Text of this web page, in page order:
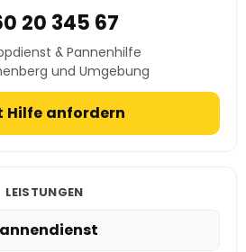
20 345 67
& Pannenhilfe
und Umgebung
Hilfe anfordern
LEISTUNGEN